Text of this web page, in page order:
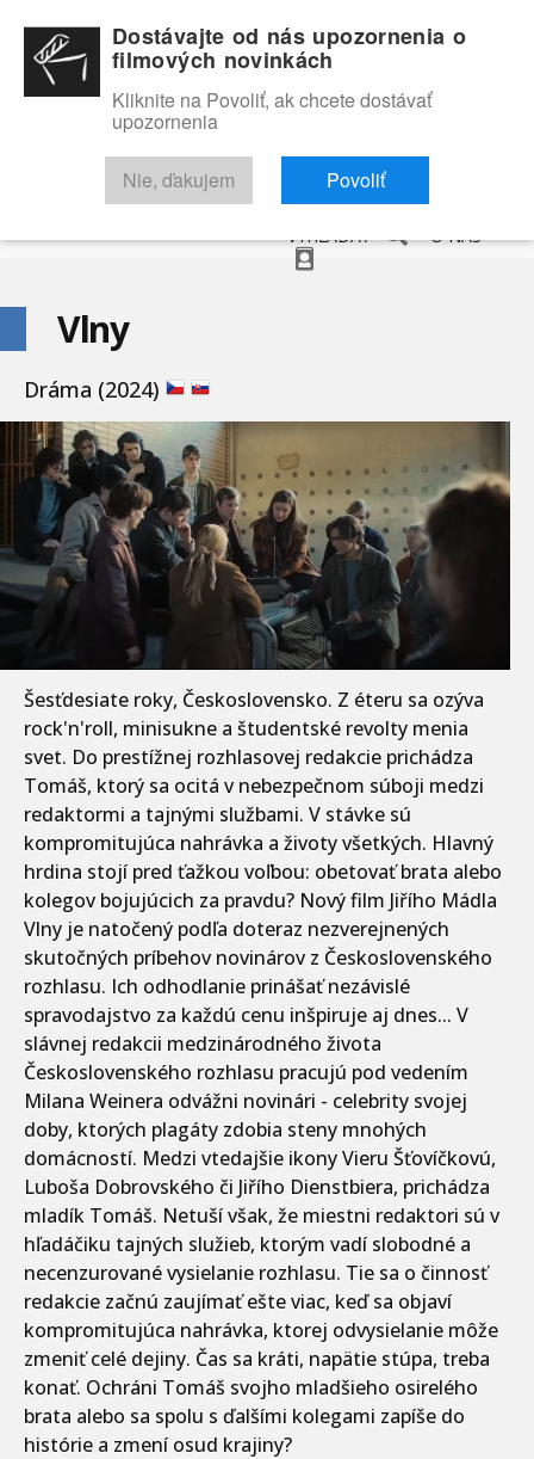
RECENZIE TRAILERY FILMOVÁ DATABÁZA
VYHĽADAŤ O NÁS
Vlny
Dráma (2024)
Šesťdesiate roky, Československo. Z éteru sa ozýva
rock'n'roll, minisukne a študentské revolty menia
svet. Do prestížnej rozhlasovej redakcie prichádza
Tomáš, ktorý sa ocitá v nebezpečnom súboji medzi
redaktormi a tajnými službami. V stávke sú
kompromitujúca nahrávka a životy všetkých. Hlavný
hrdina stojí pred ťažkou voľbou: obetovať brata alebo
kolegov bojujúcich za pravdu? Nový film Jiřího Mádla
Vlny je natočený podľa doteraz nezverejnených
skutočných príbehov novinárov z Československého
rozhlasu. Ich odhodlanie prinášať nezávislé
spravodajstvo za každú cenu inšpiruje aj dnes... V
slávnej redakcii medzinárodného života
Československého rozhlasu pracujú pod vedením
Milana Weinera odvážni novinári - celebrity svojej
doby, ktorých plagáty zdobia steny mnohých
domácností. Medzi vtedajšie ikony Vieru Šťovíčkovú,
Luboša Dobrovského či Jiřího Dienstbiera, prichádza
mladík Tomáš. Netuší však, že miestni redaktori sú v
hľadáčiku tajných služieb, ktorým vadí slobodné a
necenzurované vysielanie rozhlasu. Tie sa o činnosť
redakcie začnú zaujímať ešte viac, keď sa objaví
kompromitujúca nahrávka, ktorej odvysielanie môže
zmeniť celé dejiny. Čas sa kráti, napätie stúpa, treba
konať. Ochráni Tomáš svojho mladšieho osirelého
brata alebo sa spolu s ďalšími kolegami zapíše do
histórie a zmení osud krajiny?
Dostávajte od nás upozornenia o
filmových novinkách
Kliknite na Povoliť, ak chcete dostávať
upozornenia
Nie, ďakujem Povoliť